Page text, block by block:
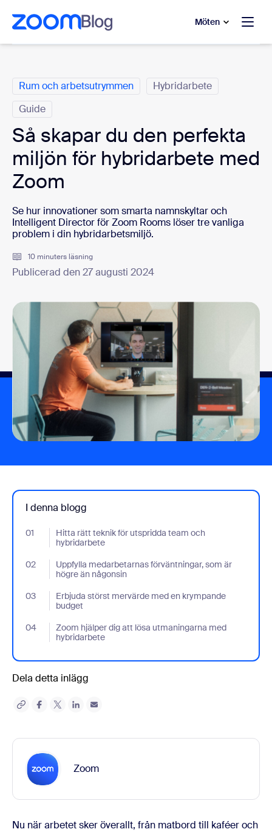
huvudinnehåll
till hjälpchatt
Möten
Rum och arbetsutrymmen
Hybridarbete
Guide
Så skapar du den perfekta
miljön för hybridarbete med
Zoom
Se hur innovationer som smarta namnskyltar och
Intelligent Director för Zoom Rooms löser tre vanliga
problem i din hybridarbetsmiljö.
10 minuters läsning
Publicerad den 27 augusti 2024
I denna blogg
01
Hitta rätt teknik för utspridda team och
hybridarbete
- Jumplink to Hitta rätt teknik för utspridda team och
02
Uppfylla medarbetarnas förväntningar, som är
högre än någonsin
- Jumplink to Uppfylla medarbetarnas förväntningar, som är
03
Erbjuda störst mervärde med en krympande
budget
- Jumplink to Erbjuda störst mervärde med en krympande
04
Zoom hjälper dig att lösa utmaningarna med
hybridarbete
- Jumplink to Zoom hjälper dig att lösa utmaningarna med
Dela detta inlägg
Zoom
Nu när arbetet sker överallt, från matbord till kaféer och